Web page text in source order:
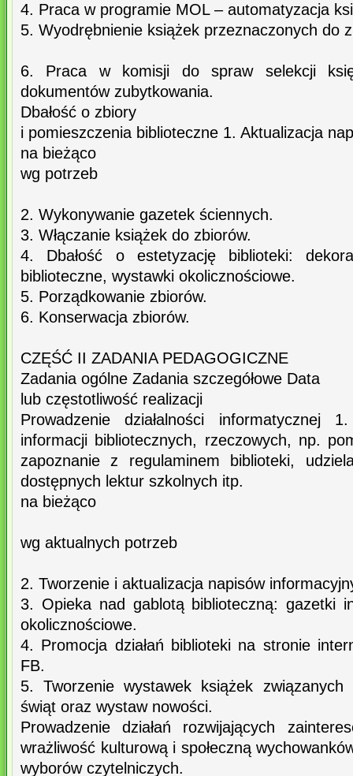
4. Praca w programie MOL – automatyzacja
5. Wyodrębnienie książek przeznaczonych do
6. Praca w komisji do spraw selekcji
dokumentów zubytkowania.
Dbałość o zbiory
i pomieszczenia biblioteczne 1. Aktualizacja
na bieżąco
wg potrzeb
2. Wykonywanie gazetek ściennych.
3. Włączanie książek do zbiorów.
4. Dbałość o estetyzację biblioteki:
biblioteczne, wystawki okolicznościowe.
5. Porządkowanie zbiorów.
6. Konserwacja zbiorów.
CZĘŚĆ II ZADANIA PEDAGOGICZNE
Zadania ogólne Zadania szczegółowe Data
lub częstotliwość realizacji
Prowadzenie działalności informatycznej
informacji bibliotecznych, rzeczowych, np.
zapoznanie z regulaminem biblioteki,
dostępnych lektur szkolnych itp.
na bieżąco
wg aktualnych potrzeb
2. Tworzenie i aktualizacja napisów
3. Opieka nad gablotą biblioteczną: gazetki
okolicznościowe.
4. Promocja działań biblioteki na stronie
FB.
5. Tworzenie wystawek książek
świąt oraz wystaw nowości.
Prowadzenie działań rozwijających
wrażliwość kulturową i społeczną
wyborów czytelniczych.